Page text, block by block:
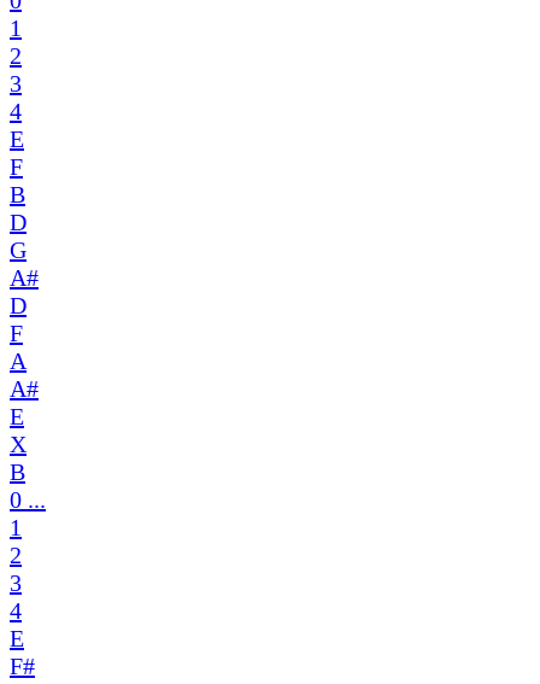
1
2
3
4
E
F
B
D
G
A#
D
F
A
A#
E
X
B
0 ...
1
2
3
4
E
F#